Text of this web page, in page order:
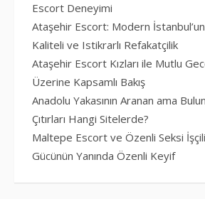
Escort Deneyimi
Ataşehir Escort: Modern
Kaliteli ve Istikrarlı Refakatçilik
Ataşehir Escort Kızları ile Mutlu
Üzerine Kapsamlı Bakış
Anadolu Yakasının Aranan ama
Çıtırları Hangi Sitelerde?
Maltepe Escort ve Özenli Seksi
Gücünün Yanında Özenli Keyif